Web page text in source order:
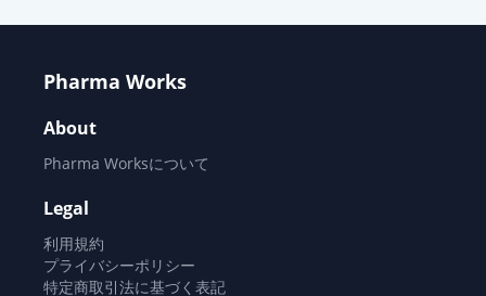
Pharma Works
About
Pharma Worksについて
Legal
利用規約
プライバシーポリシー
特定商取引法に基づく表記